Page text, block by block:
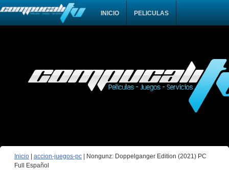
INICIO PELICULAS
Inicio| accion-juegos-pc|
Nongunz: Doppelganger Edition (2021) PC
Full Español